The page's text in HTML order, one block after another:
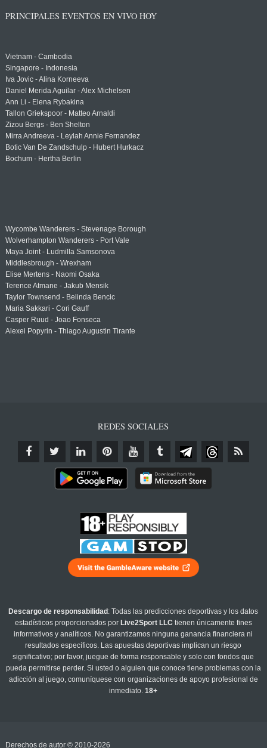
PRINCIPALES EVENTOS EN VIVO HOY
Vietnam - Cambodia
Singapore - Indonesia
Iva Jovic - Alina Korneeva
Daniel Merida Aguilar - Alex Michelsen
Ann Li - Elena Rybakina
Tallon Griekspoor - Matteo Arnaldi
Zizou Bergs - Ben Shelton
Mirra Andreeva - Leylah Annie Fernandez
Botic Van De Zandschulp - Hubert Hurkacz
Bochum - Hertha Berlin
Wycombe Wanderers - Stevenage Borough
Wolverhampton Wanderers - Port Vale
Maya Joint - Ludmilla Samsonova
Middlesbrough - Wrexham
Elise Mertens - Naomi Osaka
Terence Atmane - Jakub Mensik
Taylor Townsend - Belinda Bencic
Maria Sakkari - Cori Gauff
Casper Ruud - Joao Fonseca
Alexei Popyrin - Thiago Augustin Tirante
REDES SOCIALES
Descargo de responsabilidad : Todas las predicciones deportivas y los datos
estadísticos proporcionados por Live2Sport LLC tienen únicamente fines
informativos y analíticos. No garantizamos ninguna ganancia financiera ni
resultados específicos. Las apuestas deportivas implican un riesgo
significativo; por favor, juegue de forma responsable y solo con fondos que
pueda permitirse perder. Si usted o alguien que conoce tiene problemas con la
adicción al juego, comuníquese con organizaciones de apoyo profesional de
inmediato.18+
Derechos de autor © 2010-2026